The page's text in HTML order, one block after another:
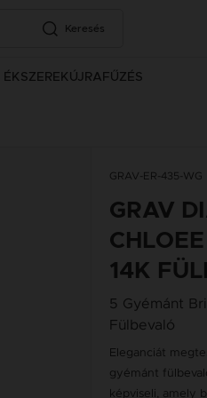
Keresés
ÉKSZEREK ÚJRAFŰZÉS
GRAV-ER-435-WG
GRAV
14K
5 Gyémánt
Fülbevaló
Eleganciát
gyémánt
képviseli, amely